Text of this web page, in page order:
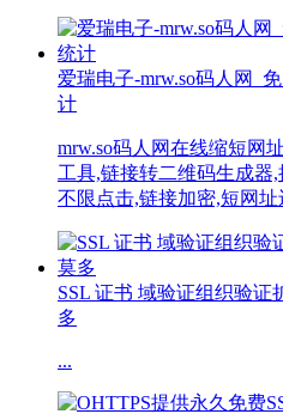
爱瑞电子-mrw.so码人网_
计
mrw.so码人网在线缩短网
工具,链接转二维码生成器
不限点击,链接加密,短网
SSL 证书 域验证组织验
多
...